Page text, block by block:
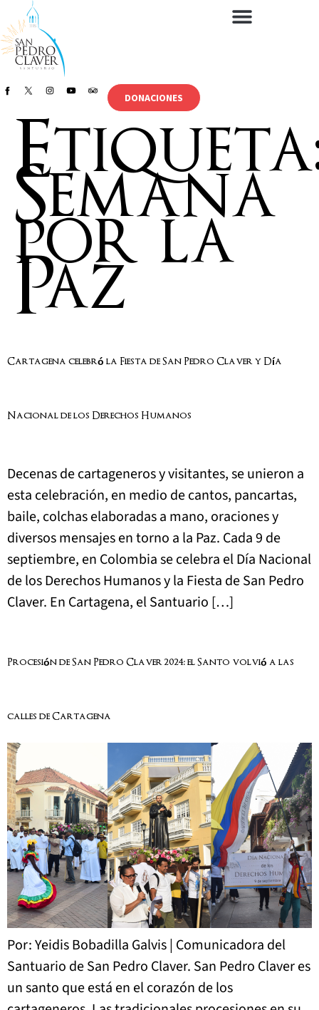
DONACIONES
Semana
por la
Paz
Cartagena celebró la Fiesta de San Pedro Claver y Día
Nacional de los Derechos Humanos
Decenas de cartageneros y visitantes, se unieron a
esta celebración, en medio de cantos, pancartas,
baile, colchas elaboradas a mano, oraciones y
diversos mensajes en torno a la Paz. Cada 9 de
septiembre, en Colombia se celebra el Día Nacional
de los Derechos Humanos y la Fiesta de San Pedro
Claver. En Cartagena, el Santuario […]
Procesión de San Pedro Claver 2024: el Santo volvió a las
calles de Cartagena
Por: Yeidis Bobadilla Galvis | Comunicadora del
Santuario de San Pedro Claver. San Pedro Claver es
un santo que está en el corazón de los